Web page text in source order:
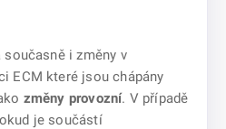
současně i změny v
ECM které jsou chápány
změny provozní. V případě
je součástí